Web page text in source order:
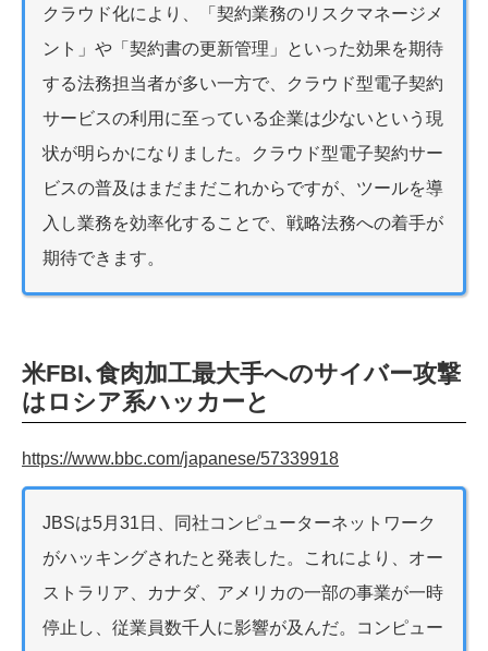
クラウド化により、「契約業務のリスクマネージメ
ント」や「契約書の更新管理」といった効果を期待
する法務担当者が多い一方で、クラウド型電子契約
サービスの利用に至っている企業は少ないという現
状が明らかになりました。クラウド型電子契約サー
ビスの普及はまだまだこれからですが、ツールを導
入し業務を効率化することで、戦略法務への着手が
期待できます。
米FBI､食肉加工最大手へのサイバー攻撃
はロシア系ハッカーと
https://www.bbc.com/japanese/57339918
JBSは5月31日、同社コンピューターネットワーク
がハッキングされたと発表した。これにより、オー
ストラリア、カナダ、アメリカの一部の事業が一時
停止し、従業員数千人に影響が及んだ。コンピュー